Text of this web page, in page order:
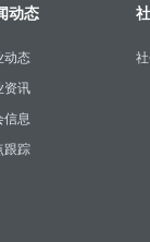
动态
动态
资讯
信息
跟踪